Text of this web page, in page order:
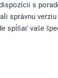
s
správnu
spĺňať vaše